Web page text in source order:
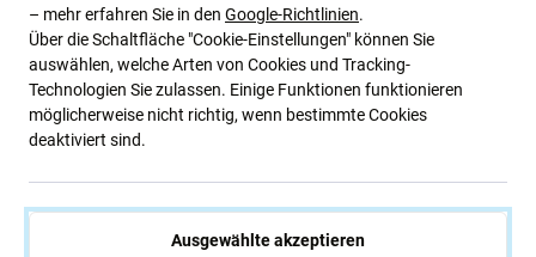
Abonnieren Sie den regelmäßigen Newsletter über Rabatte und
Neuigkeiten.
Abonnieren
– mehr erfahren Sie in den Google-Richtlinien.
Über die Schaltfläche "Cookie-Einstellungen" können Sie
auswählen, welche Arten von Cookies und Tracking-
Technologien Sie zulassen. Einige Funktionen funktionieren
möglicherweise nicht richtig, wenn bestimmte Cookies
deaktiviert sind.
Ausgewählte akzeptieren